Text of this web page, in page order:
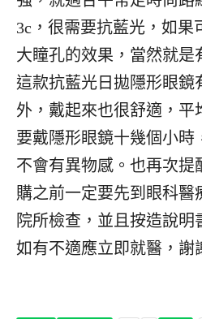
3c，很需要抗藍光，如果
大瞳孔的效果，當然就是
這款抗藍光日拋隱形眼鏡
外，戴起來也很舒適，平
要戴隱形眼鏡十幾個小時
不會有異物感。也再次提
購之前一定要先到眼科醫
院所檢查，並且按造說明
如有不適應立即就醫，謝